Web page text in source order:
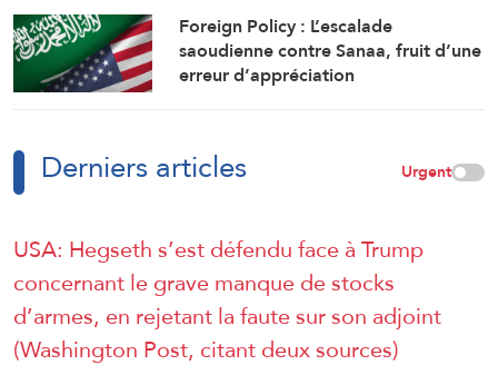
Foreign Policy : L’escalade
saoudienne contre Sanaa, fruit d’une
erreur d’appréciation
Derniers articles Urgent
USA: Hegseth s’est défendu face à Trump
concernant le grave manque de stocks
d’armes, en rejetant la faute sur son adjoint
(Washington Post, citant deux sources)